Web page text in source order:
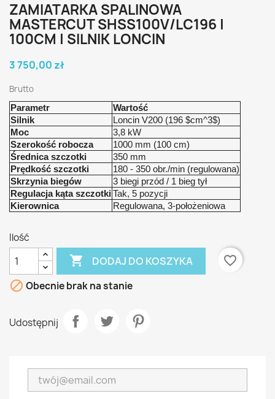
ZAMIATARKA SPALINOWA
MASTERCUT SHSS100V/LC196 |
100CM | SILNIK LONCIN
3 750,00 zł
Brutto
Parametr
Wartość
Silnik
Loncin V200 (196 $cm^3$)
Moc
3,8 kW
Szerokość robocza
1000 mm (100 cm)
Średnica szczotki
350 mm
Prędkość szczotki
180 - 350 obr./min (regulowana)
Skrzynia biegów
3 biegi przód / 1 bieg tył
Regulacja kąta szczotkiTak, 5 pozycji
Kierownica
Regulowana, 3-położeniowa
Ilość
 DODAJ DO KOSZYKA
favorite_border
 Obecnie brak na stanie
Udostępnij